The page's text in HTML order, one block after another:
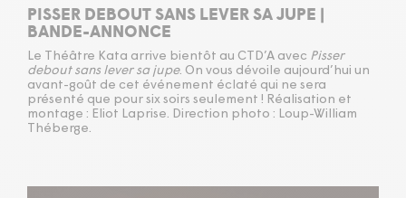
PISSER DEBOUT SANS LEVER SA JUPE |
BANDE-ANNONCE
Le Théâtre Kata arrive bientôt au CTD’A avec Pisser
debout sans lever sa jupe. On vous dévoile aujourd’hui un
avant-goût de cet événement éclaté qui ne sera
présenté que pour six soirs seulement ! Réalisation et
montage : Eliot Laprise. Direction photo : Loup-William
Théberge.